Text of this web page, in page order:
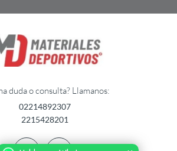
duda o consulta? Llamanos:
02214892307
2215428201